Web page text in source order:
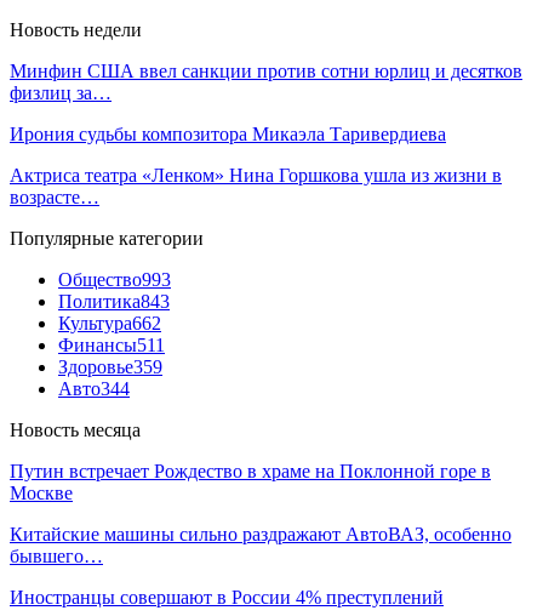
Новость недели
Минфин США ввел санкции против сотни юрлиц и десятков
физлиц за…
Ирония судьбы композитора Микаэла Таривердиева
Актриса театра «Ленком» Нина Горшкова ушла из жизни в
возрасте…
Популярные категории
Общество993
Политика843
Культура662
Финансы511
Здоровье359
Авто344
Новость месяца
Путин встречает Рождество в храме на Поклонной горе в
Москве
Китайские машины сильно раздражают АвтоВАЗ, особенно
бывшего…
Иностранцы совершают в России 4% преступлений